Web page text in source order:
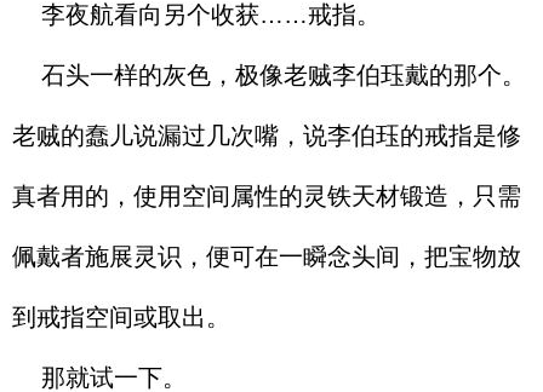
李夜航看向另个收获……戒指。
石头一样的灰色，极像老贼李伯珏戴的那个。
老贼的蠢儿说漏过几次嘴，说李伯珏的戒指是修
真者用的，使用空间属性的灵铁天材锻造，只需
佩戴者施展灵识，便可在一瞬念头间，把宝物放
到戒指空间或取出。
那就试一下。